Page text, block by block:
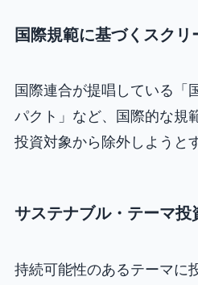
国際規範に基づくスクリ
国際連合が提唱している「
パクト」など、国際的な規
投資対象から除外しようと
サステナブル・テーマ投
持続可能性のあるテーマに